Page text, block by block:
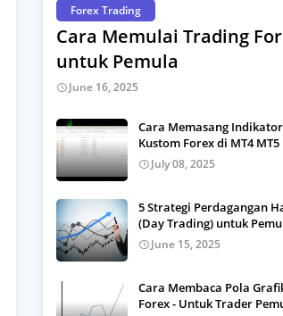
Forex Trading
Cara Memulai Trading
untuk Pemula
June 16, 2025
Cara Memasang Indikator
Kustom Forex di MT4 MT5
July 08, 2025
5 Strategi Perdagangan
(Day Trading) untuk
June 15, 2025
Cara Membaca Pola
Forex - Untuk Trader